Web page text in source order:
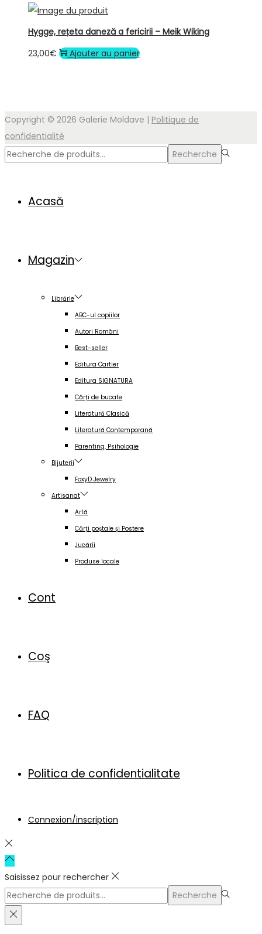
Hygge, rețeta daneză a fericirii – Meik Wiking
23,00€ Ajouter au panier
Copyright © 2026 Galerie Moldave | Politique de
confidentialité
Rechercher
Recherche
Acasă
Magazin
Librărie
ABC-ul copiilor
Autori Români
Best-seller
Editura Cartier
Editura SIGNATURA
Cărți de bucate
Literatură Clasică
Literatură Contemporană
Parenting, Psihologie
Bijuterii
FoxyD Jewelry
Artisanat
Artă
Cărți poștale și Postere
Jucării
Produse locale
Cont
Coş
FAQ
Politica de confidentialitate
Connexion/inscription
Saisissez pour rechercher
Rechercher
pour :>
Recherche